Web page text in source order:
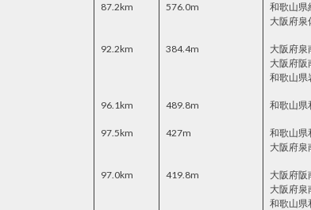
87.2km 576.0m
和歌山県
大阪府泉
92.2km 384.4m
大阪府泉
大阪府阪
和歌山県
96.1km 489.8m 和歌山県
97.5km 427m
和歌山県
大阪府泉
97.0km 419.8m
大阪府阪
大阪府泉
和歌山県